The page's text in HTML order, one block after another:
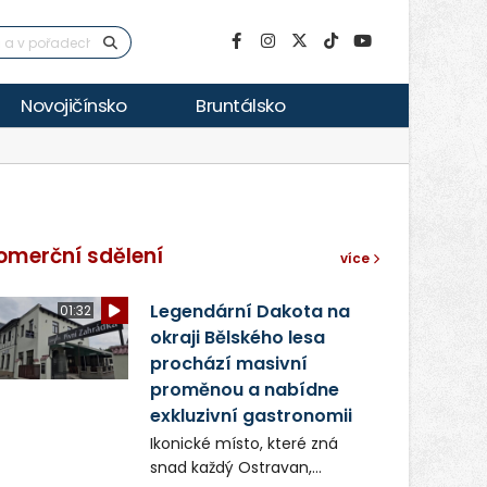
Novojičínsko Bruntálsko
sdělení více
01:32
Legendární Dakota na
okraji Bělského lesa
prochází masivní
proměnou a nabídne
exkluzivní gastronomii
Ikonické místo, které zná
snad každý Ostravan,